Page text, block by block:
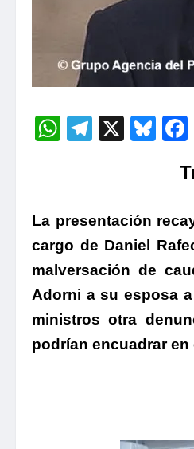
WhatsApp
X
La presentación
cargo de Daniel
malversación de
Adorni a su esposa
ministros otra
podrían encuadrar en